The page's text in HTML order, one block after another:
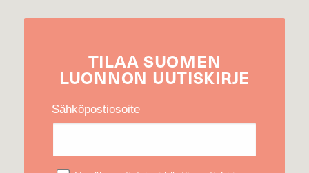
TILAA SUOMEN
LUONNON UUTIS­KIRJE
Sähköpostiosoite